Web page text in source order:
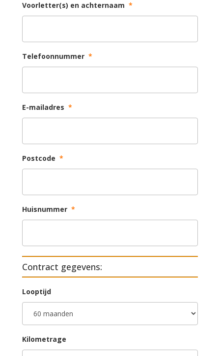
Voorletter(s) en achternaam *
Telefoonnummer *
E-mailadres *
Postcode *
Huisnummer *
Contract gegevens:
Looptijd
Kilometrage